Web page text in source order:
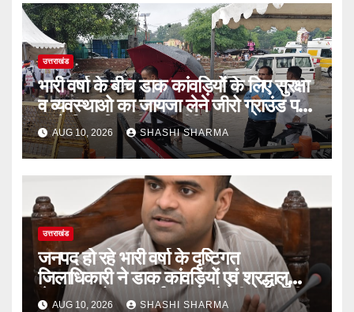
उत्तराखंड
भारी वर्षा के बीच डाक कांवड़ियों के लिए सुरक्षा
व व्यवस्थाओ का जायजा लेने जीरो ग्राउंड पर
पहुंचे जिलाधिकारी मयूर दीक्षित
AUG 10, 2026 SHASHI SHARMA
उत्तराखंड
जनपद हो रहे भारी वर्षा के दृष्टिगत
जिलाधिकारी ने डाक कांवड़ियों एवं श्रद्धालुओं
से गंगा घाटों पर सतर्कता बरतने की गयी अपील
AUG 10, 2026 SHASHI SHARMA